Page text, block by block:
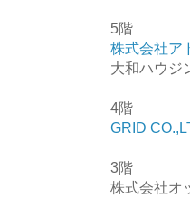
5階
株式会社ア
大和ハウジ
4階
GRID
3階
株式会社オ